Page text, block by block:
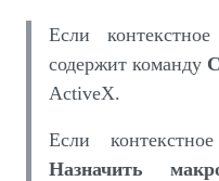
Если
содержит команду
ActiveX.
Если
Назначить